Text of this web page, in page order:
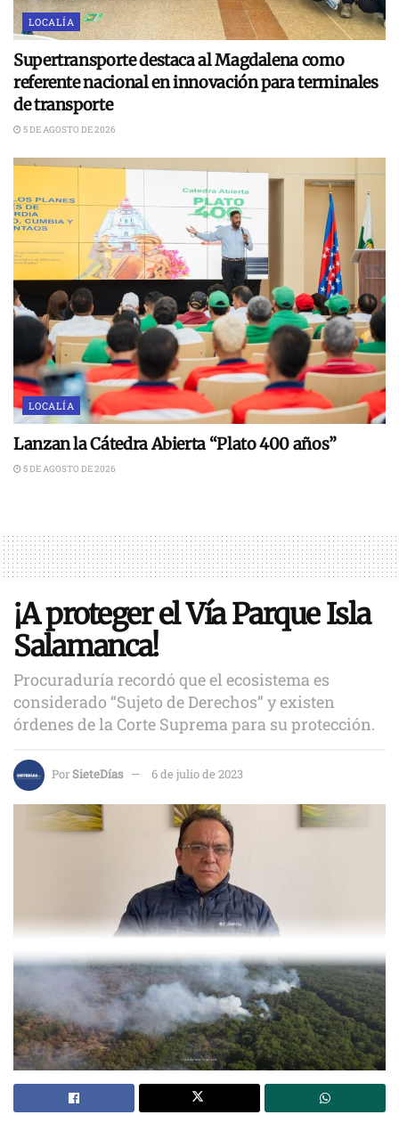
LOCALÍA
Supertransporte destaca al Magdalena como
referente nacional en innovación para terminales
de transporte
5 DE AGOSTO DE 2026
LOCALÍA
Lanzan la Cátedra Abierta “Plato 400 años”
5 DE AGOSTO DE 2026
¡A proteger el Vía Parque Isla
Salamanca!
Procuraduría recordó que el ecosistema es
considerado “Sujeto de Derechos” y existen
órdenes de la Corte Suprema para su protección.
PorSieteDías 6 de julio de 2023